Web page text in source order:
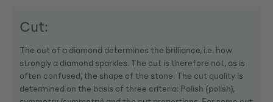
Cut:
The cut of a diamond determines the brilliance, i.e. how
strongly a diamond sparkles. The cut is therefore not, as is
often confused, the shape of the stone. The cut quality is
determined on the basis of three criteria: Polish (polish),